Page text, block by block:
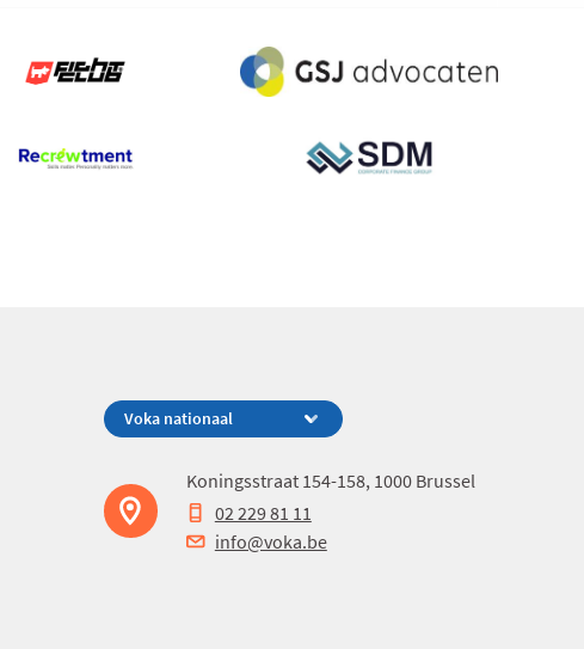
Koningsstraat 154-158, 1000 Brussel
02 229 81 11
info@voka.be